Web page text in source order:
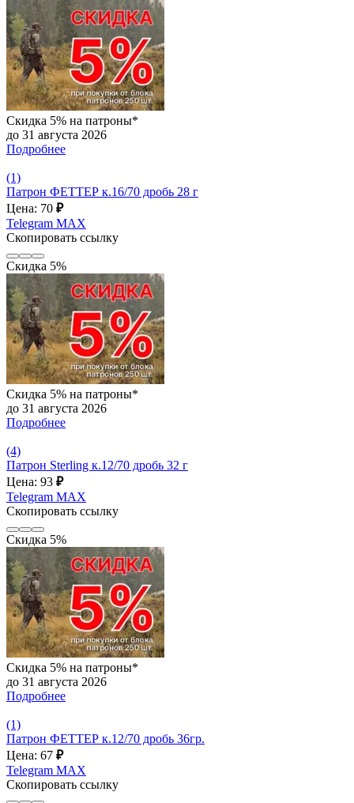
Скидка 5% на патроны*
до 31 августа 2026
Подробнее
(1)
Патрон ФЕТТЕР к.16/70 дробь 28 г
Цена: 70 ₽
Telegram MAX
Скопировать ссылку
Скидка 5%
Скидка 5% на патроны*
до 31 августа 2026
Подробнее
(4)
Патрон Sterling к.12/70 дробь 32 г
Цена: 93 ₽
Telegram MAX
Скопировать ссылку
Скидка 5%
Скидка 5% на патроны*
до 31 августа 2026
Подробнее
(1)
Патрон ФЕТТЕР к.12/70 дробь 36гр.
Цена: 67 ₽
Telegram MAX
Скопировать ссылку